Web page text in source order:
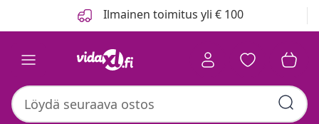
Ilmainen toimitus yli € 100